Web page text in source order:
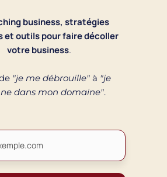
business, stratégies
et outils pour faire décoller
votre business.
"je me débrouille" à "je
dans mon domaine".